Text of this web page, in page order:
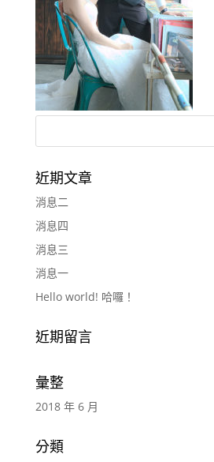
近期文章
消息二
消息四
消息三
消息一
Hello world! 哈囉！
近期留言
彙整
2018 年 6 月
分類